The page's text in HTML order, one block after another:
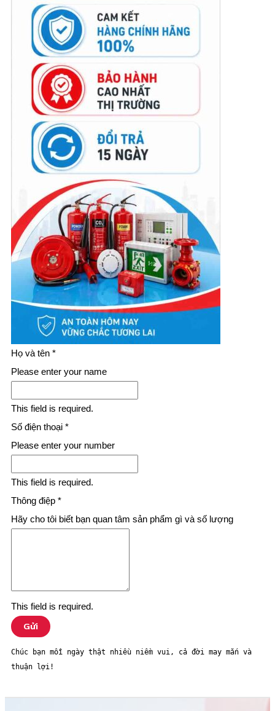
Họ và tên *
Please enter your name
This field is required.
Số điện thoại *
Please enter your number
This field is required.
Thông điệp *
Hãy cho tôi biết bạn quan tâm sản phẩm gì và số lượng
This field is required.
Gửi
Chúc bạn mỗi ngày thật nhiều niềm vui, cả đời may mắn và
thuận lợi!